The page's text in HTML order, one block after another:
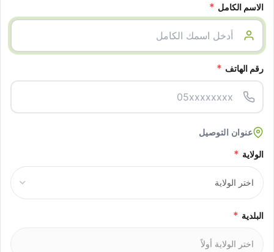
الاسم الكامل *
رقم الهاتف *
عنوان التوصيل
الولاية *
البلدية *